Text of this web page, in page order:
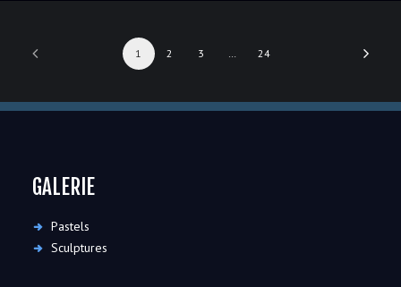
1 2 3 24
GALERIE
Pastels
Sculptures